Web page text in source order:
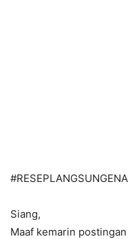
Siang,
Maaf kemarin